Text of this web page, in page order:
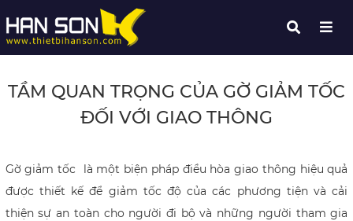
TẦM QUAN TRỌNG CỦA GỜ GIẢM TỐC
ĐỐI VỚI GIAO THÔNG
Gờ giảm tốc là một biện pháp điều hòa giao thông hiệu quả
được thiết kế để giảm tốc độ của các phương tiện và cải
thiện sự an toàn cho người đi bộ và những người tham gia